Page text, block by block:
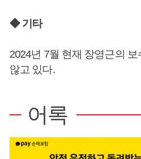
◆ 기타
2024년 7월 현재 장영근의
않고 있다.
어록